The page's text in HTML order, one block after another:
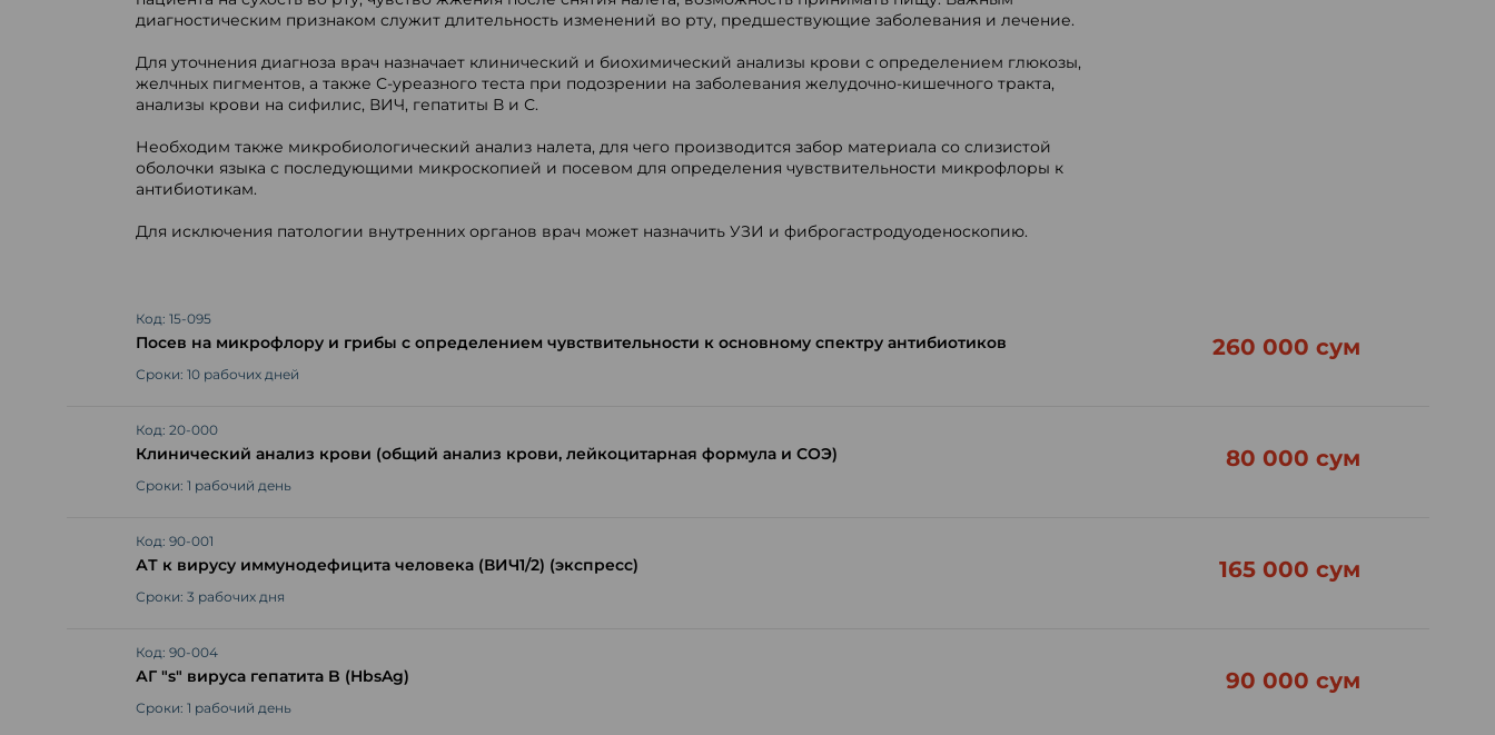
диагностическим признаком служит длительность изменений во рту, предшествующие заболевания и лечение.
Для уточнения диагноза врач назначает клинический и биохимический анализы крови с определением глюкозы,
желчных пигментов, а также С-уреазного теста при подозрении на заболевания желудочно-кишечного тракта,
анализы крови на сифилис, ВИЧ, гепатиты В и С.
Необходим также микробиологический анализ налета, для чего производится забор материала со слизистой
оболочки языка с последующими микроскопией и посевом для определения чувствительности микрофлоры к
антибиотикам.
Для исключения патологии внутренних органов врач может назначить УЗИ и фиброгастродуоденоскопию.
Код: 15-095
Посев на микрофлору и грибы с определением чувствительности к основному спектру антибиотиков
Сроки: 10 рабочих дней
260 000 сум
Код: 20-000
Клинический анализ крови (общий анализ крови, лейкоцитарная формула и СОЭ)
Сроки: 1 рабочий день
80 000 сум
Код: 90-001
АТ к вирусу иммунодефицита человека (ВИЧ1/2) (экспресс)
Сроки: 3 рабочих дня
165 000 сум
Код: 90-004
АГ "s" вируса гепатита B (HbsAg)
Сроки: 1 рабочий день
90 000 сум